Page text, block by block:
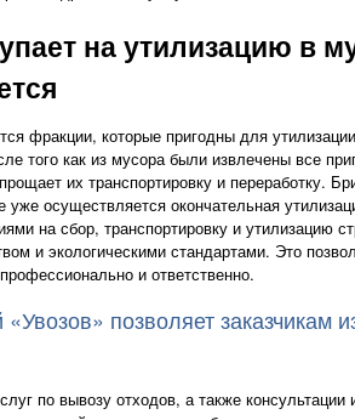
на утилизацию в
фракции, которые пригодны для
того как из мусора были извлечены все
их транспортировку и переработку.
осуществляется окончательная
на сбор, транспортировку и утилизацию
и экологическими стандартами. Это
и ответственно.
позволяет
по вывозу отходов, а также